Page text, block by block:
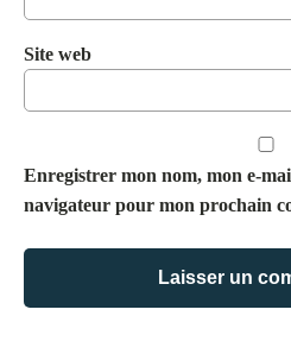
Site web
Enregistrer mon nom, mon e-
navigateur pour mon prochain